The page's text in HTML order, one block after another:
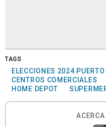
TAGS
ELECCIONES 2024 PUERTO
CENTROS COMERCIALES
HOME DEPOT